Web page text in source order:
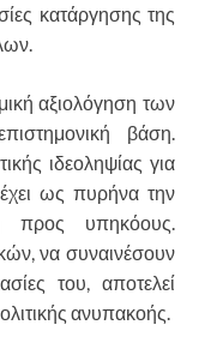
κατάργησης της
αξιολόγηση των
βάση.
ιδεοληψίας για
ως πυρήνα την
προς υπηκόους.
να συναινέσουν
του, αποτελεί
ανυπακοής.